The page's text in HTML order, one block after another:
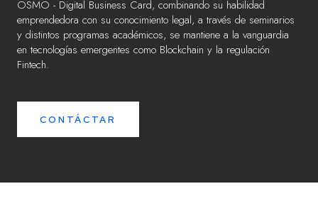
OSMO - Digital Business Card, combinando su habilidad
emprendedora con su conocimiento legal, a través de seminarios
y distintos programas académicos, se mantiene a la vanguardia
en tecnologías emergentes como Blockchain y la regulación
Fintech.
CONTÁCTAR